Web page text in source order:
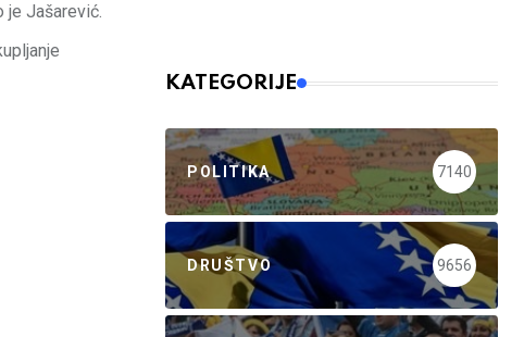
je Jašarević.
KATEGORIJE
POLITIKA 7140
DRUŠTVO 9656